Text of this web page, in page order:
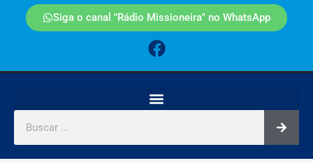
Siga o canal "Rádio Missioneira" no WhatsApp